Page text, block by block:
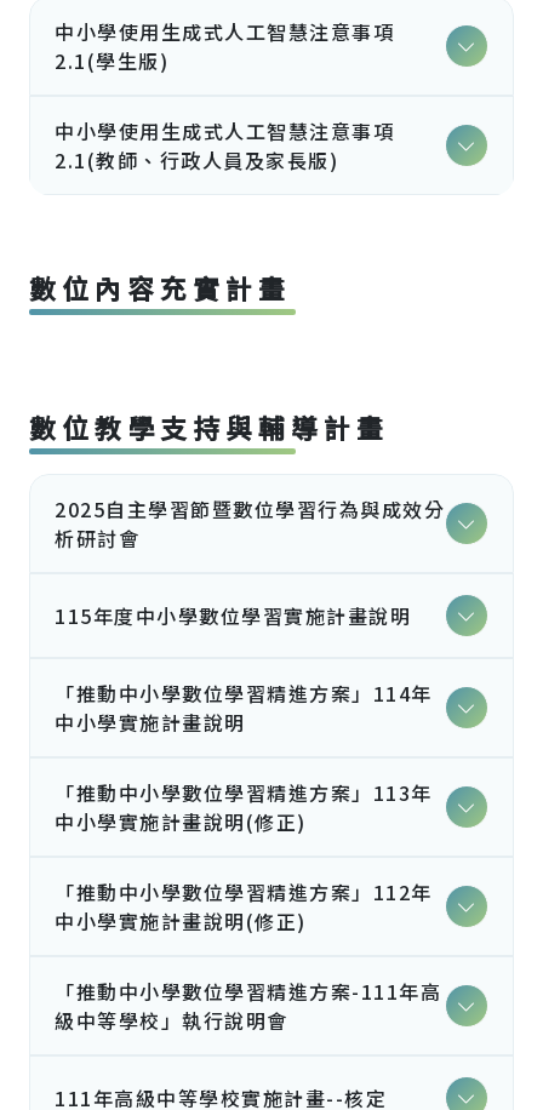
中小學使用生成式人工智慧注意事項
2.1(學生版)
中小學使用生成式人工智慧注意事項
2.1(教師、行政人員及家長版)
數位內容充實計畫
數位教學支持與輔導計畫
2025自主學習節暨數位學習行為與成效分
析研討會
115年度中小學數位學習實施計畫說明
「推動中小學數位學習精進方案」114年
中小學實施計畫說明
「推動中小學數位學習精進方案」113年
中小學實施計畫說明(修正)
「推動中小學數位學習精進方案」112年
中小學實施計畫說明(修正)
「推動中小學數位學習精進方案-111年高
級中等學校」執行說明會
111年高級中等學校實施計畫--核定